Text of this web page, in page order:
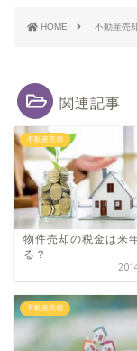
HOME 不動産売却
関連記事
不動産売却
物件売却の税金は来
る？
不動産売却